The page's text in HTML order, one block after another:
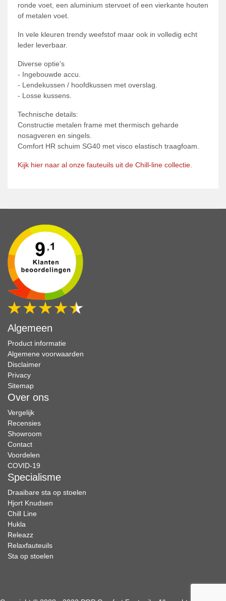
ronde voet, een aluminium stervoet of een vierkante houten
of metalen voet.
In vele kleuren trendy weefstof maar ook in volledig echt
leder leverbaar.
Diverse optie's
- Ingebouwde accu.
- Lendekussen / hoofdkussen met overslag.
- Losse kussens.
Technische details:
Constructie metalen frame met thermisch geharde
nosagveren en singels.
Comfort HR schuim SG40 met visco elastisch traagfoam.
Kijk hier naar al onze fauteuils uit de Chill-line collectie.
Algemeen
Product informatie
Algemene voorwaarden
Disclaimer
Privacy
Sitemap
Over ons
Vergelijk
Recensies
Showroom
Contact
Voordelen
COVID-19
Specialisme
Draaibare sta op stoelen
Hjort Knudsen
Chill Line
Hukla
Releazz
Relaxfauteuils
Sta op stoelen